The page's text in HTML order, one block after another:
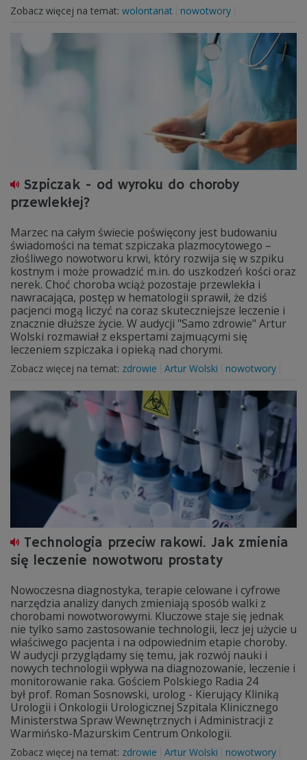
Zobacz więcej na temat: wolontariat nowotwory
Szpiczak - od wyroku do choroby
przewlekłej?
Marzec na całym świecie poświęcony jest budowaniu
świadomości na temat szpiczaka plazmocytowego –
złośliwego nowotworu krwi, który rozwija się w szpiku
kostnym i może prowadzić m.in. do uszkodzeń kości oraz
nerek. Choć choroba wciąż pozostaje przewlekła i
nawracająca, postęp w hematologii sprawił, że dziś
pacjenci mogą liczyć na coraz skuteczniejsze leczenie i
znacznie dłuższe życie. W audycji "Samo zdrowie" Artur
Wolski rozmawiał z ekspertami zajmuącymi się
leczeniem szpiczaka i opieką nad chorymi.
Zobacz więcej na temat: zdrowie Artur Wolski nowotwory
Technologia przeciw rakowi. Jak zmienia
się leczenie nowotworu prostaty
Nowoczesna diagnostyka, terapie celowane i cyfrowe
narzędzia analizy danych zmieniają sposób walki z
chorobami nowotworowymi. Kluczowe staje się jednak
nie tylko samo zastosowanie technologii, lecz jej użycie u
właściwego pacjenta i na odpowiednim etapie choroby.
W audycji przyglądamy się temu, jak rozwój nauki i
nowych technologii wpływa na diagnozowanie, leczenie i
monitorowanie raka. Gościem Polskiego Radia 24
był prof. Roman Sosnowski, urolog - Kierujący Kliniką
Urologii i Onkologii Urologicznej Szpitala Klinicznego
Ministerstwa Spraw Wewnętrznych i Administracji z
Warmińsko-Mazurskim Centrum Onkologii.
Zobacz więcej na temat: zdrowie Artur Wolski nowotwory